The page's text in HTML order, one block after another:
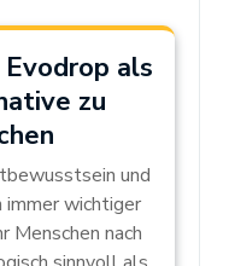
als
zu
und
wichtiger
Menschen nach